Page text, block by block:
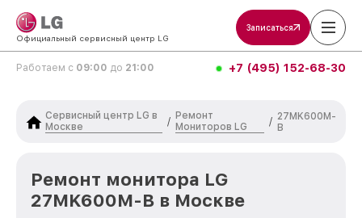
Официальный сервисный центр LG
Записаться
Работаем с 09:00 до 21:00 +7 (495) 152-68-30
Сервисный центр LG в
Москве
/
Ремонт
Мониторов LG
/ 27MK600M-
B
Ремонт монитора LG
27MK600M-B в Москве